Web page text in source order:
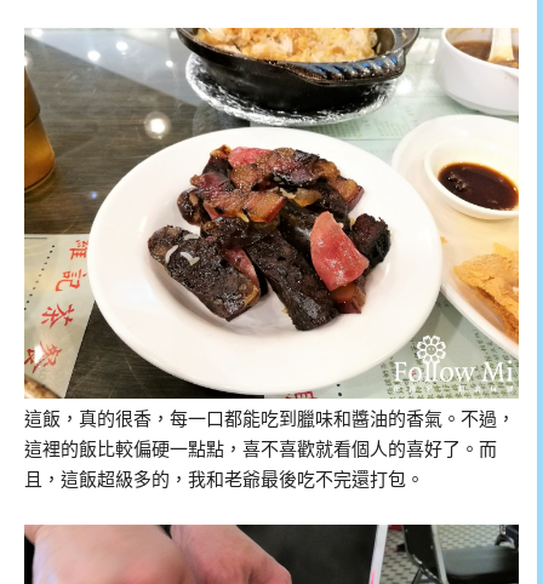
這飯，真的很香，每一口都能吃到臘味和醬油的香氣。不過，
這裡的飯比較偏硬一點點，喜不喜歡就看個人的喜好了。而
且，這飯超級多的，我和老爺最後吃不完還打包。